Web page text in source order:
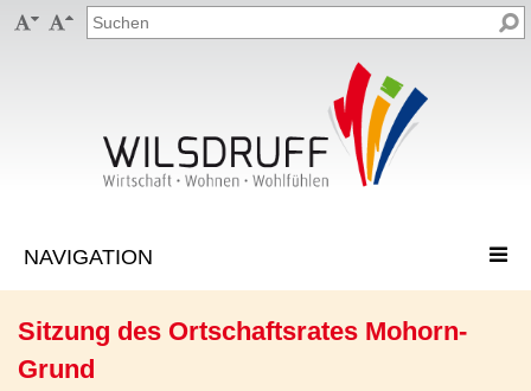
 
Sitzung des Ortschaftsrates Mohorn-
Grund